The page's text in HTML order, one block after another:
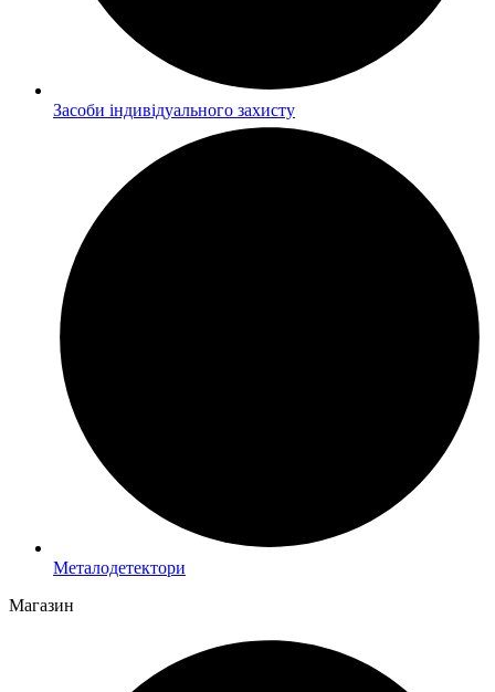
Засоби індивідуального захисту
Металодетектори
Магазин